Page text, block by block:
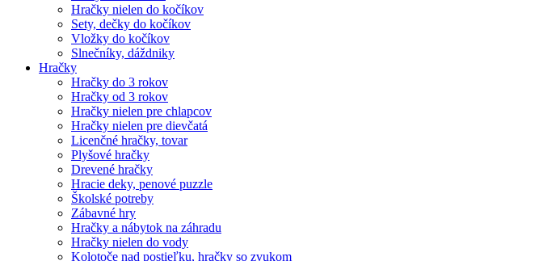
Hračky nielen do kočíkov
Sety, dečky do kočíkov
Vložky do kočíkov
Slnečníky, dáždniky
Hračky
Hračky do 3 rokov
Hračky od 3 rokov
Hračky nielen pre chlapcov
Hračky nielen pre dievčatá
Licenčné hračky, tovar
Plyšové hračky
Drevené hračky
Hracie deky, penové puzzle
Školské potreby
Zábavné hry
Hračky a nábytok na záhradu
Hračky nielen do vody
Kolotoče nad postieľku, hračky so zvukom